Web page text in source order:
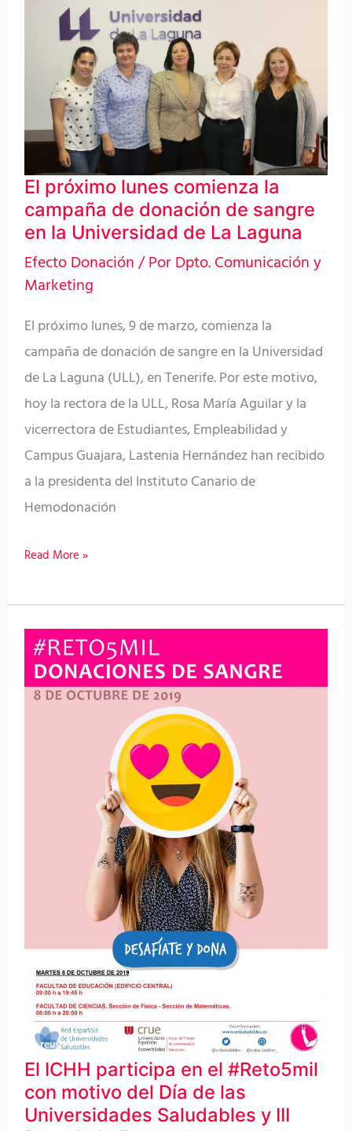
El próximo lunes comienza la
campaña de donación de sangre
en la Universidad de La Laguna
Efecto Donación/ PorDpto. Comunicación y
Marketing
El próximo lunes, 9 de marzo, comienza la
campaña de donación de sangre en la Universidad
de La Laguna (ULL), en Tenerife. Por este motivo,
hoy la rectora de la ULL, Rosa María Aguilar y la
vicerrectora de Estudiantes, Empleabilidad y
Campus Guajara, Lastenia Hernández han recibido
a la presidenta del Instituto Canario de
Hemodonación
próximo
comienza
campaña
de
donación
de
sangre
en
la
Universidad
de
La
Laguna
Read More »
El ICHH participa en el #Reto5mil
con motivo del Día de las
Universidades Saludables y III
ICHH
participa
Universidades
Saludables
de
la